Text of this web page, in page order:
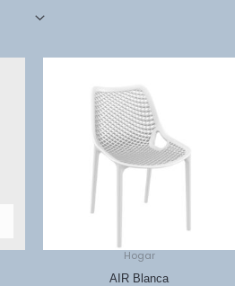
Hogar
AIR Blanca